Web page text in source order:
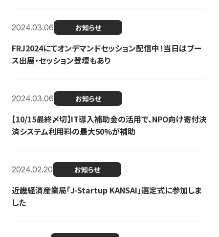
2024.03.06 お知らせ
FRJ2024にてオンデマンドセッション配信中！当日はブー
ス出展・セッション登壇もあり
2024.03.06 お知らせ
【10/15最終〆切】IT導入補助金の活用で、NPO向け寄付決
済システム利用料の最大50%が補助
2024.02.20 お知らせ
近畿経済産業局「J-Startup KANSAI」選定式に参加しま
した